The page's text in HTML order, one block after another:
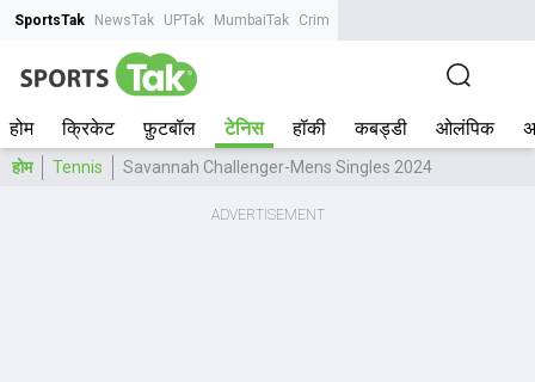
SportsTak NewsTak UPTak MumbaiTak CrimeTak
होम क्रिकेट फ़ुटबॉल टेनिस हॉकी कबड्डी ओलंपिक
होम Tennis Savannah Challenger-Mens Singles 2024